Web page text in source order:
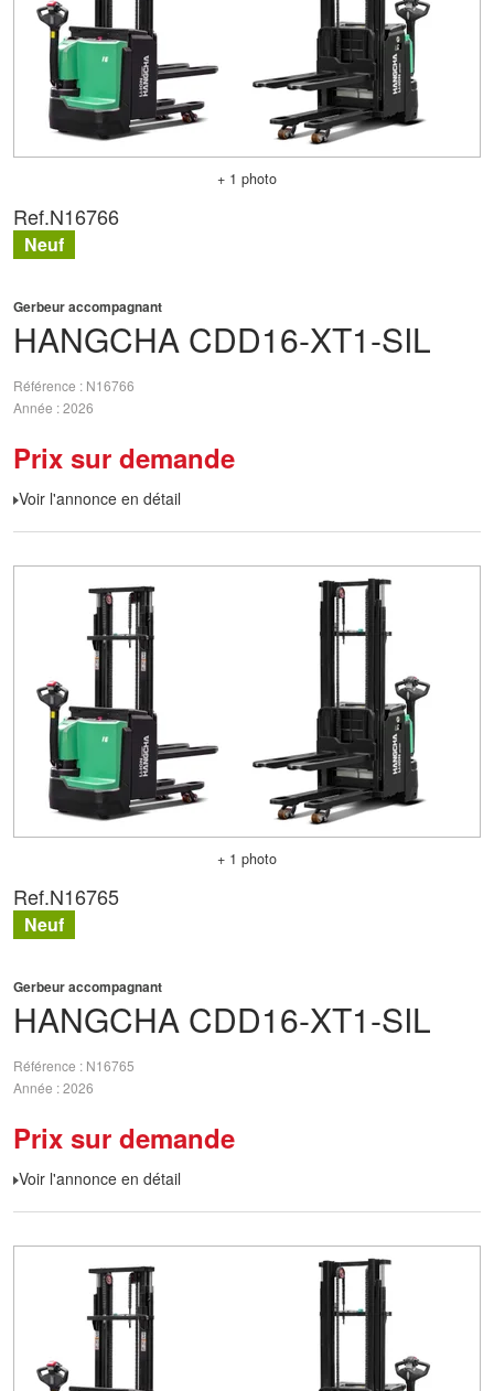
+ 1 photo
HANGCHA CDD16-XT1-SIL
Gerbeur accompagnant
Référence
N16766
Année 2026
Prix sur demande
Voir l'annonce en détail
Ref.N16766
Neuf
+ 1 photo
HANGCHA CDD16-XT1-SIL
Gerbeur accompagnant
Référence
N16765
Année 2026
Prix sur demande
Voir l'annonce en détail
Ref.N16765
Neuf